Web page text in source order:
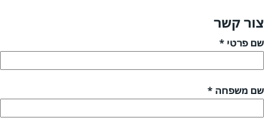
צור קשר
שם פרטי *
שם משפחה *